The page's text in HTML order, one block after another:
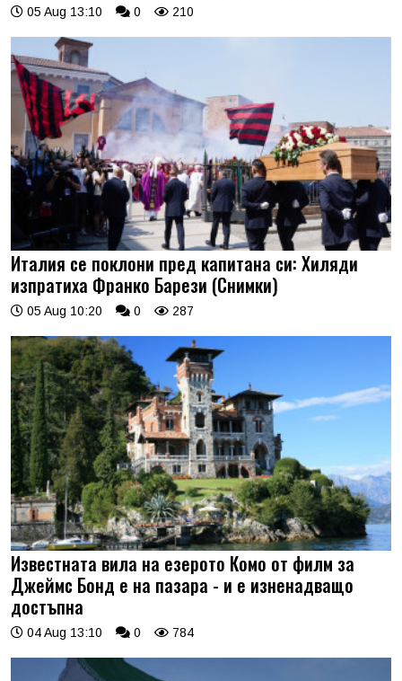
05 Aug 13:10 0 210
Италия се поклони пред капитана си: Хиляди
изпратиха Франко Барези (Снимки)
05 Aug 10:20 0 287
Известната вила на езерото Комо от филм за
Джеймс Бонд е на пазара - и е изненадващо
достъпна
04 Aug 13:10 0 784